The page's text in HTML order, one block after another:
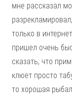
мне рассказал
только в
пришел очень
сказать, что
клюет просто
то хорошая